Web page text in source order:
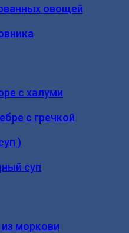
овощей
с халуми
с гречкой
)
суп
моркови